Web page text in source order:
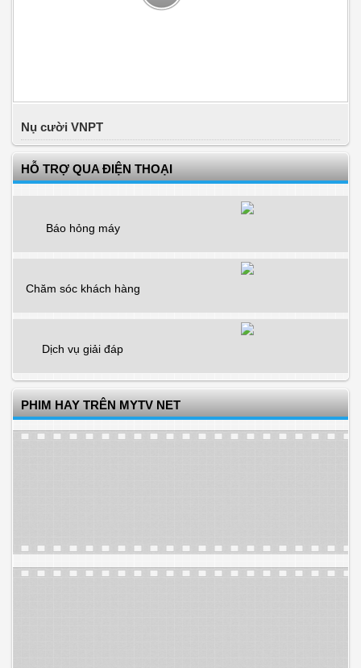
Nụ cười VNPT
HỖ TRỢ QUA ĐIỆN THOẠI
Báo hỏng máy
Chăm sóc khách hàng
Dịch vụ giải đáp
PHIM HAY TRÊN MYTV NET